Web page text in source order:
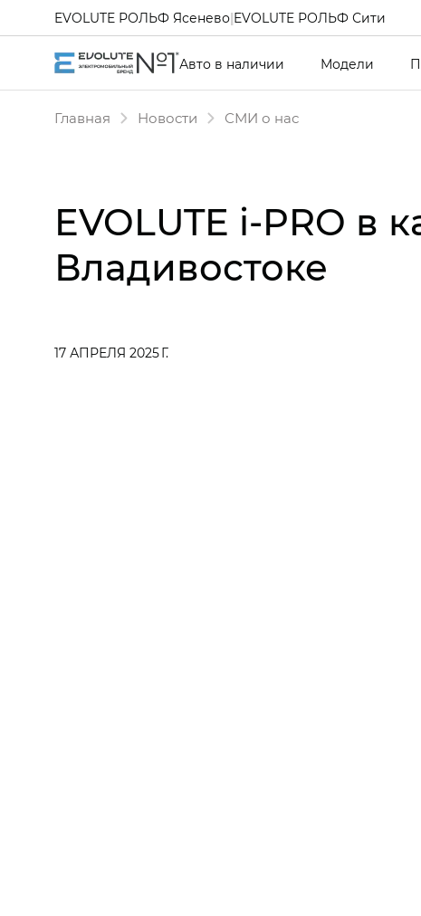
EVOLUTE РОЛЬФ Ясенево|EVOLUTE РОЛЬФ Сити
Авто в наличии Модели
Главная Новости СМИ о нас
EVOLUTE i‑PRO в
Владивостоке
17 АПРЕЛЯ 2025 Г.